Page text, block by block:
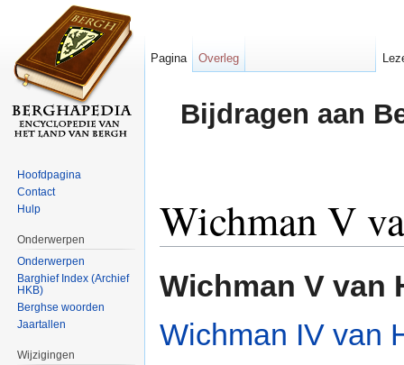
Bijdragen aan
Wichman V
Wichman V van
Wichman IV van
Pagina Overleg
Hoofdpagina
Contact
Hulp
Onderwerpen
Onderwerpen
Barghief Index (Archief
HKB)
Berghse woorden
Jaartallen
Wijzigingen